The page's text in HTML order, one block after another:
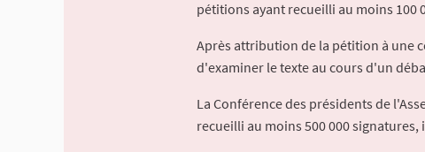
pétitions ayant recueilli au moins 100
Après attribution de la pétition à une
d'examiner le texte au cours d'un
La Conférence des présidents de
recueilli au moins 500 000